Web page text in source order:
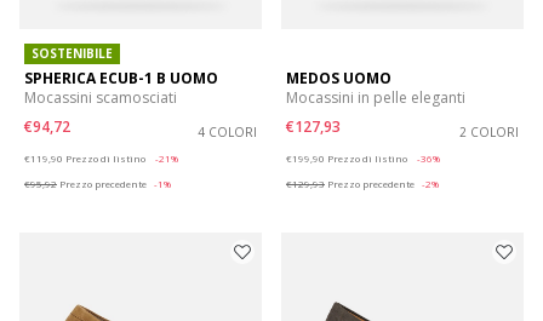
SOSTENIBILE
SPHERICA ECUB-1 B UOMO
Mocassini scamosciati
€94,72
4 COLORI
€119,90 Prezzo di listino
-21%
€95,92 Prezzo precedente -1%
MEDOS UOMO
Mocassini in pelle eleganti
€127,93
2 COLORI
€199,90 Prezzo di listino
-36%
€129,93 Prezzo precedente -2%